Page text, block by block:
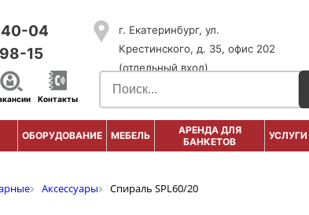
04
15
г. Екатеринбург, ул.
Крестинского, д. 35, офис 202
(отдельный вход)
Контакты
ОБОРУДОВАНИЕ МЕБЕЛЬ
АРЕНДА ДЛЯ
БАНКЕТОВ
УСЛУГИ
Аксессуары Спираль SPL60/20